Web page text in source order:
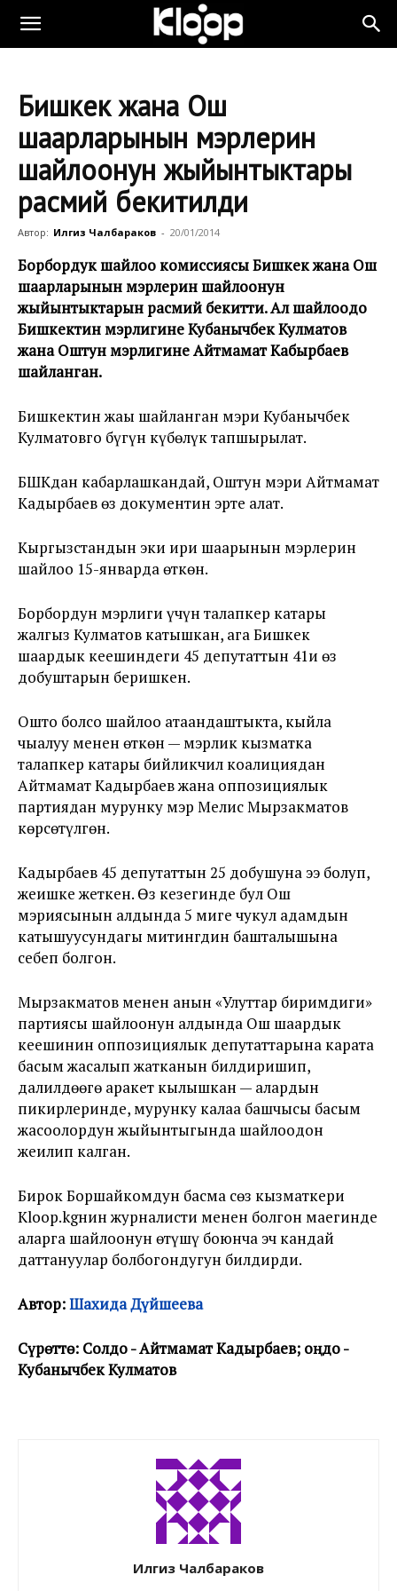
Бишкек жана Ош
шаарларынын мэрлерин
шайлоонун жыйынтыктары
расмий бекитилди
Автор: Илгиз Чалбараков - 20/01/2014
Борбордук шайлоо комиссиясы Бишкек жана Ош
шаарларынын мэрлерин шайлоонун
жыйынтыктарын расмий бекитти. Ал шайлоодо
Бишкектин мэрлигине Кубанычбек Кулматов
жана Оштун мэрлигине Айтмамат Кабырбаев
шайланган.
Бишкектин жаңы шайланган мэри Кубанычбек
Кулматовго бүгүн күбөлүк тапшырылат.
БШКдан кабарлашкандай, Оштун мэри Айтмамат
Кадырбаев өз документин эртең алат.
Кыргызстандын эки ири шаарынын мэрлерин
шайлоо 15-январда өткөн.
Борбордун мэрлиги үчүн талапкер катары
жалгыз Кулматов катышкан, ага Бишкек
шаардык кеңешиндеги 45 депутаттын 41и өз
добуштарын беришкен.
Ошто болсо шайлоо атаандаштыкта, кыйла
чыңалуу менен өткөн — мэрлик кызматка
талапкер катары бийликчил коалициядан
Айтмамат Кадырбаев жана оппозициялык
партиядан мурунку мэр Мелис Мырзакматов
көрсөтүлгөн.
Кадырбаев 45 депутаттын 25 добушуна ээ болуп,
жеңишке жеткен. Өз кезегинде бул Ош
мэриясынын алдында 5 миңге чукул адамдын
катышуусундагы митингдин башталышына
себеп болгон.
Мырзакматов менен анын «Улуттар биримдиги»
партиясы шайлоонун алдында Ош шаардык
кеңешинин оппозициялык депутаттарына карата
басым жасалып жатканын билдиришип,
далилдөөгө аракет кылышкан — алардын
пикирлеринде, мурунку калаа башчысы басым
жасоолордун жыйынтыгында шайлоодон
жеңилип калган.
Бирок Боршайкомдун басма сөз кызматкери
Kloop.kgнин журналисти менен болгон маегинде
аларга шайлоонун өтүшү боюнча эч кандай
даттануулар болбогондугун билдирди.
Автор:Шахида Дүйшеева
Сүрөттө: Солдо- Айтмамат Кадырбаев; оңдо-
Кубанычбек Кулматов
Илгиз Чалбараков